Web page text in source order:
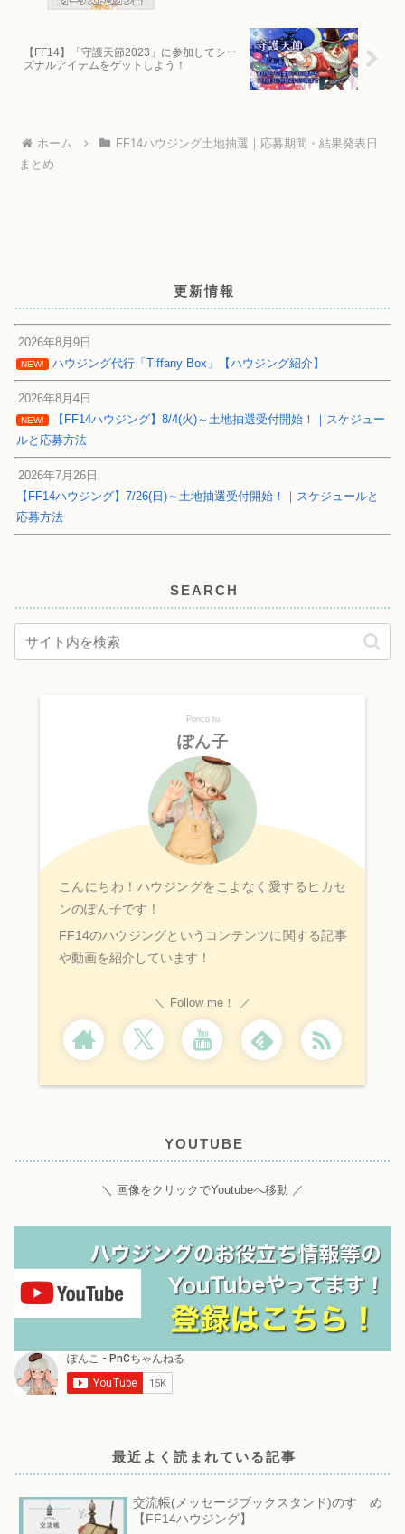
【FF14】「守護天節2023」に参加してシー
ズナルアイテムをゲットしよう！
ホーム
FF14ハウジング土地抽選｜応募期間・結果発表日
まとめ
更新情報
2026年8月9日
NEW! ハウジング代行「Tiffany Box」【ハウジング紹介】
2026年8月4日
NEW!
【FF14ハウジング】8/4(火)～土地抽選受付開始！｜スケジュー
ルと応募方法
2026年7月26日
【FF14ハウジング】7/26(日)～土地抽選受付開始！｜スケジュールと
応募方法
SEARCH
Ponco tu
ぽん子
こんにちわ！ハウジングをこよなく愛するヒカセ
ンのぽん子です！
FF14のハウジングというコンテンツに関する記事
や動画を紹介しています！
Follow me！
YOUTUBE
＼ 画像をクリックでYoutubeへ移動 ／
最近よく読まれている記事
交流帳(メッセージブックスタンド)のすゝめ
【FF14ハウジング】